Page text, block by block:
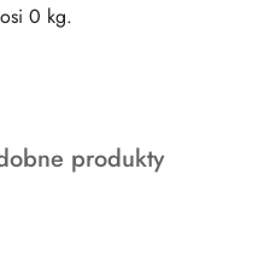
0 kg.
produkty